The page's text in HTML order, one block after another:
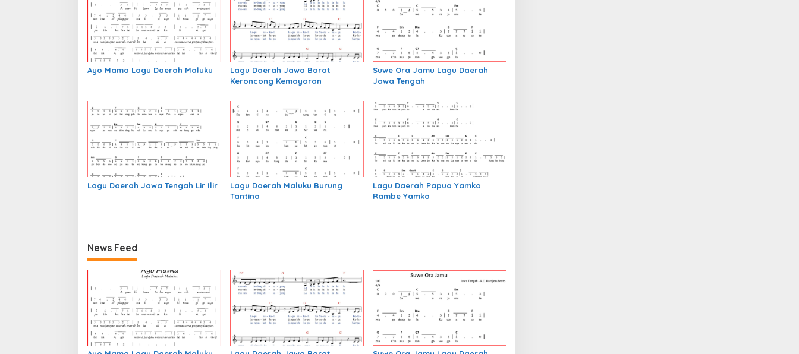
a
s
i
p
o
Ayo Mama Lagu Daerah Maluku
Lagu Daerah Jawa Barat
Keroncong Kemayoran
Suwe Ora Jamu Lagu Daerah
Jawa Tengah
Lagu Daerah Jawa Tengah Lir Ilir
Lagu Daerah Maluku Burung
Tantina
Lagu Daerah Papua Yamko
Rambe Yamko
News Feed